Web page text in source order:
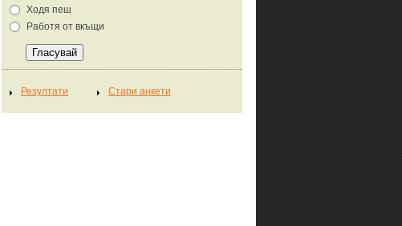
Ходя пеш
Работя от вкъщи